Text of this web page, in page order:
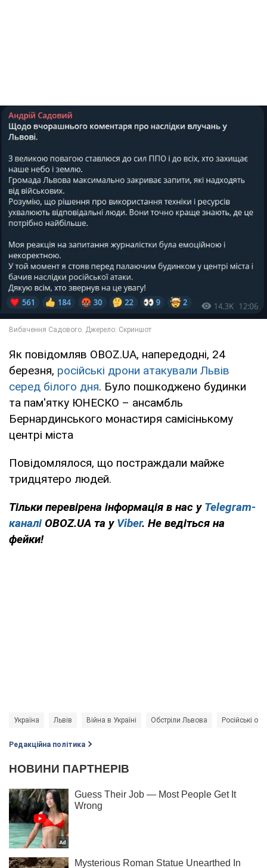
Як повідомляв OBOZ.UA, напередодні, 24
березня, російські дрони атакували Львів
серед білого дня. Було пошкоджено будинки
та пам'ятку ЮНЕСКО – ансамбль
Бернардинського монастиря самісінькому
центрі міста
Повідомлялося, що постраждали майже
тридцятеро людей.
Тільки перевірена інформація в нас у Telegram-
каналі OBOZ.UA та у Viber. Не ведіться на
фейки!
Україна Львів Війна в Україні Обстріли Львова Російські
Редакційна політика